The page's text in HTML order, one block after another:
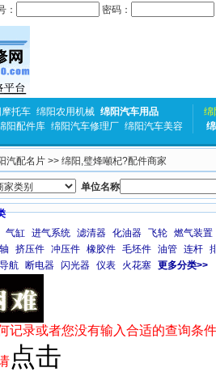
： 密码：
托车 绵阳农用机械 绵阳汽车用品
阳配件库 绵阳汽车修理厂 绵阳汽车美容
绵
汽配名片 >> 绵阳,璧烽噸杞?配件商家
单位名称
气缸 进气系统 滤清器 化油器 飞轮 燃气装置
挤压件 冲压件 橡胶件 毛坯件 油管 连杆
导航 断电器 闪光器 仪表 火花塞 更多分类>>
记录或者您没有输入合适的查询条
点击